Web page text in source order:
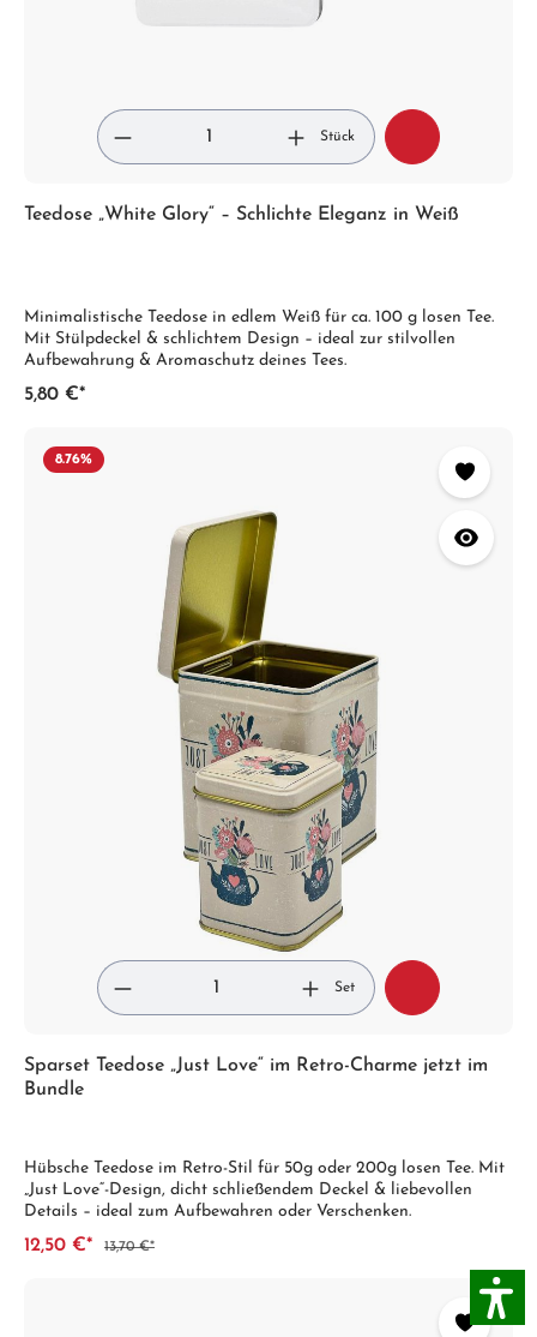
Stück
Teedose „White Glory“ – Schlichte Eleganz in Weiß
Minimalistische Teedose in edlem Weiß für ca. 100 g losen Tee.
Mit Stülpdeckel & schlichtem Design – ideal zur stilvollen
Aufbewahrung & Aromaschutz deines Tees.
5,80 €*
8.76%
Set
Sparset Teedose „Just Love“ im Retro-Charme jetzt im
Bundle
Hübsche Teedose im Retro-Stil für 50g oder 200g losen Tee. Mit
„Just Love“-Design, dicht schließendem Deckel & liebevollen
Details – ideal zum Aufbewahren oder Verschenken.
12,50 €* 13,70 €*